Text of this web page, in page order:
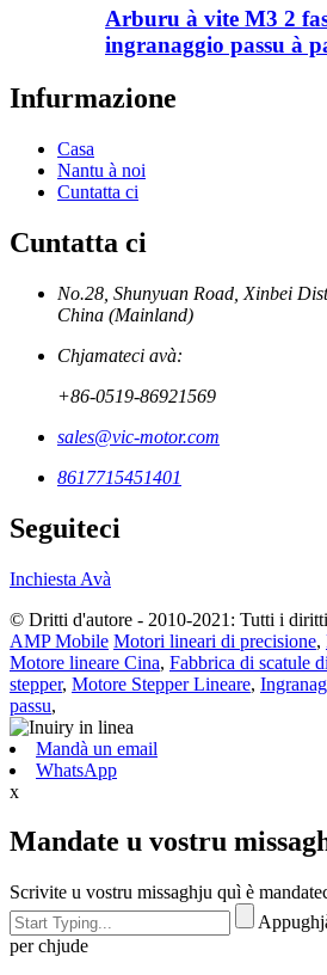
Arburu à vite M3 2
ingranaggio passu à
Infurmazione
Casa
Nantu à noi
Cuntatta ci
Cuntatta ci
No.28, Shunyuan Road, Xinbei
China (Mainland)
Chjamateci avà:
+86-0519-86921569
sales@vic-motor.com
8617715451401
Seguiteci
Inchiesta Avà
© Dritti d'autore - 2010-2021: Tutti i
AMP Mobile Motori lineari di precisione,
Motore lineare Cina, Fabbrica di scatule
stepper, Motore Stepper Lineare,
passu,
Mandà un email
WhatsApp
x
Mandate u vostru
Scrivite u vostru missaghju quì è
per chjude